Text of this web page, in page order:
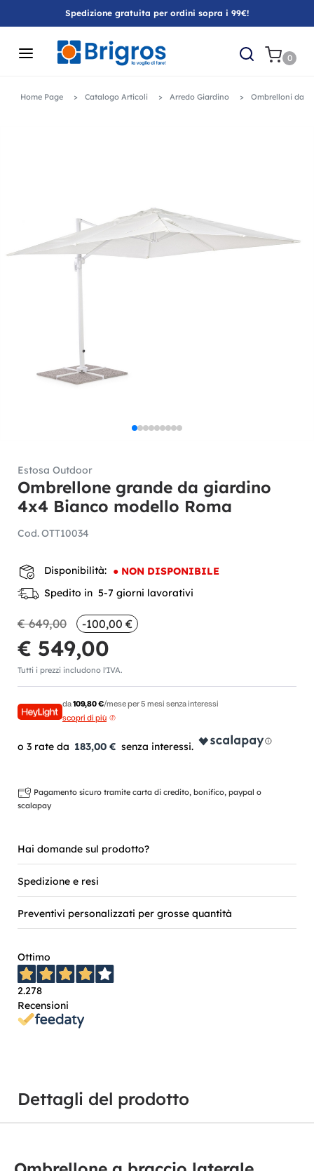
Spedizione gratuita per ordini sopra i 99€!
0
Home Page Catalogo Articoli Arredo Giardino Ombrelloni da
Estosa Outdoor
Ombrellone grande da giardino
4x4 Bianco modello Roma
Cod.OTT10034
Disponibilità: ● NON DISPONIBILE
Spedito in 5-7 giorni lavorativi
€ 649,00 -100,00 €
€ 549,00
Tutti i prezzi includono l'IVA.
da109,80 €/mese per 5 mesi senza interessi
scopri di più
183,00 €
Pagamento sicuro tramite carta di credito, bonifico, paypal o
scalapay
Hai domande sul prodotto?
Spedizione e resi
Preventivi personalizzati per grosse quantità
Ottimo
2.278
Recensioni
Dettagli del prodotto